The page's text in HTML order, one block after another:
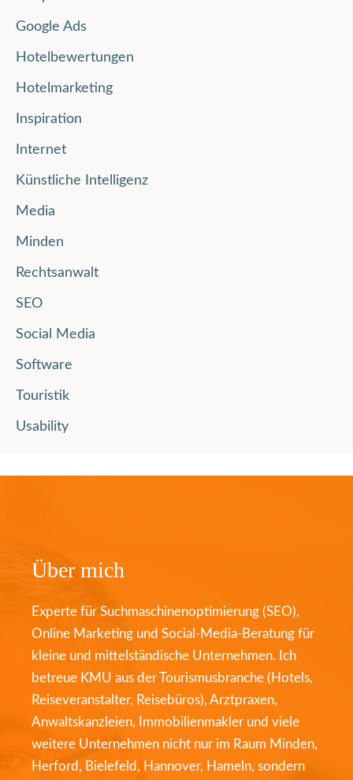
Google Ads
Hotelbewertungen
Hotelmarketing
Inspiration
Internet
Künstliche Intelligenz
Media
Minden
Rechtsanwalt
SEO
Social Media
Software
Touristik
Usability
Über mich
Experte für Suchmaschinenoptimierung (SEO),
Online Marketing und Social-Media-Beratung für
kleine und mittelständische Unternehmen. Ich
betreue KMU aus der Tourismusbranche (Hotels,
Reiseveranstalter, Reisebüros), Arztpraxen,
Anwaltskanzleien, Immobilienmakler und viele
weitere Unternehmen nicht nur im Raum Minden,
Herford, Bielefeld, Hannover, Hameln, sondern